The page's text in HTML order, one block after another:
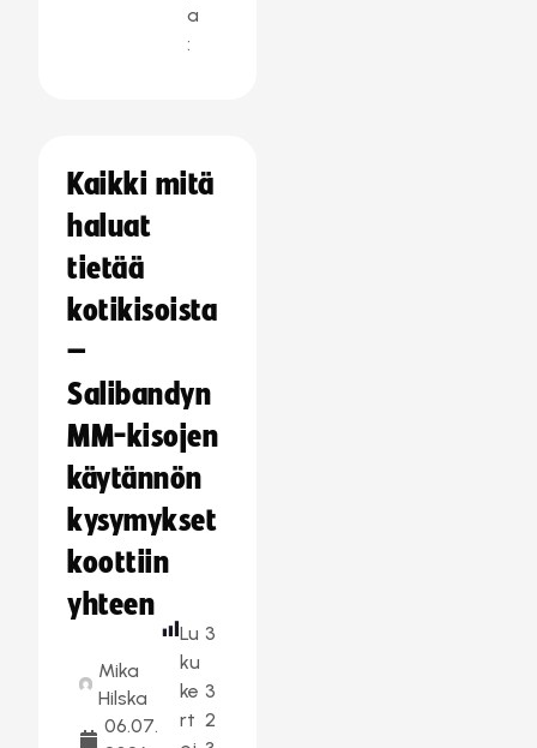
a
:
Kaikki mitä
haluat
tietää
kotikisoista
–
Salibandyn
MM-kisojen
käytännön
kysymykset
koottiin
yhteen
Mika
Hilska
06.07.
Lu
ku
ke
rt
3
3
2